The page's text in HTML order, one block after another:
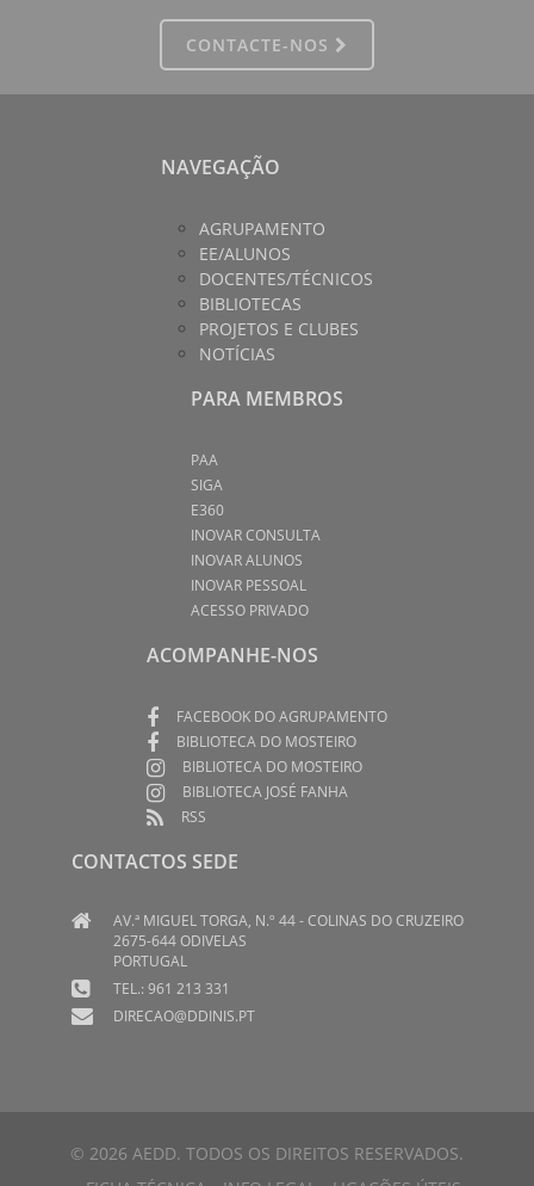
CONTACTE-NOS
NAVEGAÇÃO
AGRUPAMENTO
EE/ALUNOS
DOCENTES/TÉCNICOS
BIBLIOTECAS
PROJETOS E CLUBES
NOTÍCIAS
PARA MEMBROS
PAA
SIGA
E360
INOVAR CONSULTA
INOVAR ALUNOS
INOVAR PESSOAL
ACESSO PRIVADO
ACOMPANHE-NOS
FACEBOOK DO AGRUPAMENTO
BIBLIOTECA DO MOSTEIRO
BIBLIOTECA DO MOSTEIRO
BIBLIOTECA JOSÉ FANHA
RSS
CONTACTOS SEDE
AV.ª MIGUEL TORGA, N.º 44 - COLINAS DO CRUZEIRO
2675-644 ODIVELAS
PORTUGAL
TEL.: 961 213 331
DIRECAO@DDINIS.PT
© 2026 AEDD. TODOS OS DIREITOS RESERVADOS.